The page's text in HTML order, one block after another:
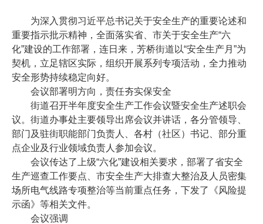
为深入贯彻习近平总书记关于安全生产的重要论述和
重要指示批示精神，全面落实省、市关于安全生产“六
化”建设的工作部署，连日来，芳桥街道以“安全生产月”为
契机，立足辖区实际，组织开展系列专项活动，全力推动
安全形势持续稳定向好。
会议部署明方向，责任夯实保安全
街道召开半年度安全生产工作会议暨安全生产述职会
议。街道办事处主要领导出席会议并讲话，各分管领导、
部门及驻街职能部门负责人、各村（社区）书记、部分重
点企业及行业领域负责人参加会议。
会议传达了上级“六化”建设相关要求，部署了省安全
生产巡查工作要点、市安全生产大排查大整治及人员密集
场所电气线路专项整治等当前重点任务，下发了《风险提
示函》等相关文件。
会议强调